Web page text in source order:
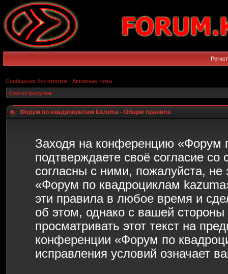
Сообщения без ответов | Активные темы
Список форумов
Форум по квадроциклам kazuma - Общие правила
Заходя на конференцию «Форум
подтверждаете своё согласие
согласны с ними, пожалуйста,
«Форум по квадроциклам
эти правила в любое время и
об этом, однако с вашей
просматривать этот текст на
конференции «Форум по
исправления условий означает